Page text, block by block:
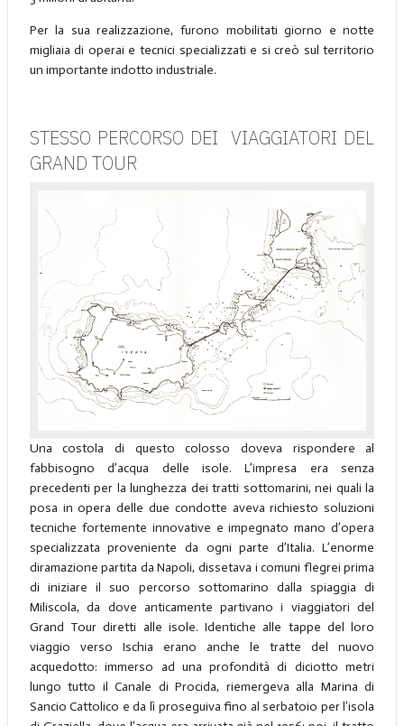
Per la sua realizzazione, furono mobilitati giorno e notte
migliaia di operai e tecnici specializzati e si creò sul territorio
un importante indotto industriale.
STESSO PERCORSO DEI VIAGGIATORI DEL
GRAND TOUR
Una costola di questo colosso doveva rispondere al
fabbisogno d’acqua delle isole. L’impresa era senza
precedenti per la lunghezza dei tratti sottomarini, nei quali la
posa in opera delle due condotte aveva richiesto soluzioni
tecniche fortemente innovative e impegnato mano d’opera
specializzata proveniente da ogni parte d’Italia. L’enorme
diramazione partita da Napoli, dissetava i comuni flegrei prima
di iniziare il suo percorso sottomarino dalla spiaggia di
Miliscola, da dove anticamente partivano i viaggiatori del
Grand Tour diretti alle isole. Identiche alle tappe del loro
viaggio verso Ischia erano anche le tratte del nuovo
acquedotto: immerso ad una profondità di diciotto metri
lungo tutto il Canale di Procida, riemergeva alla Marina di
Sancio Cattolico e da lì proseguiva fino al serbatoio per l’isola